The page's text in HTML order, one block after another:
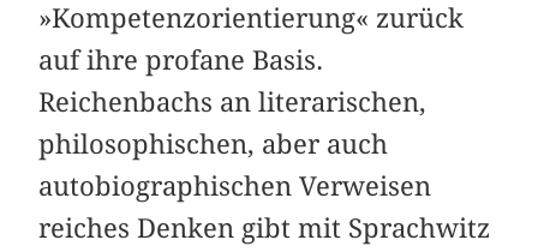
»Kompetenzorientierung« zurück
auf ihre profane Basis.
Reichenbachs an literarischen,
philosophischen, aber auch
autobiographischen Ver­weisen
reiches Denken gibt mit Sprachwitz